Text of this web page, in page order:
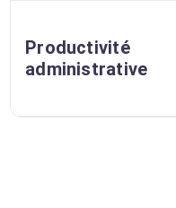
Productivité
administrative